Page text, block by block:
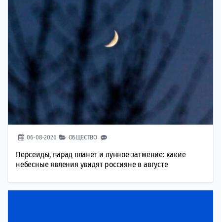
06-08-2026 ОБЩЕСТВО
Персеиды, парад планет и лунное затмение: какие
небесные явления увидят россияне в августе